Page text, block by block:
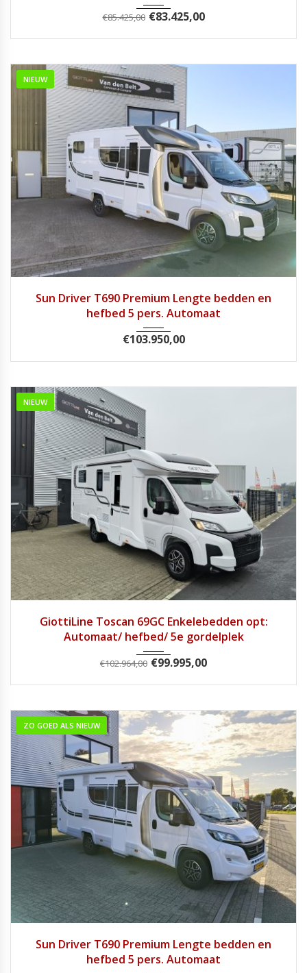
€85.425,00 €83.425,00
NIEUW
Sun Driver T690 Premium Lengte bedden en
hefbed 5 pers. Automaat
€103.950,00
NIEUW
GiottiLine Toscan 69GC Enkelebedden opt:
Automaat/ hefbed/ 5e gordelplek
€102.964,00 €99.995,00
ZO GOED ALS NIEUW
Sun Driver T690 Premium Lengte bedden en
hefbed 5 pers. Automaat